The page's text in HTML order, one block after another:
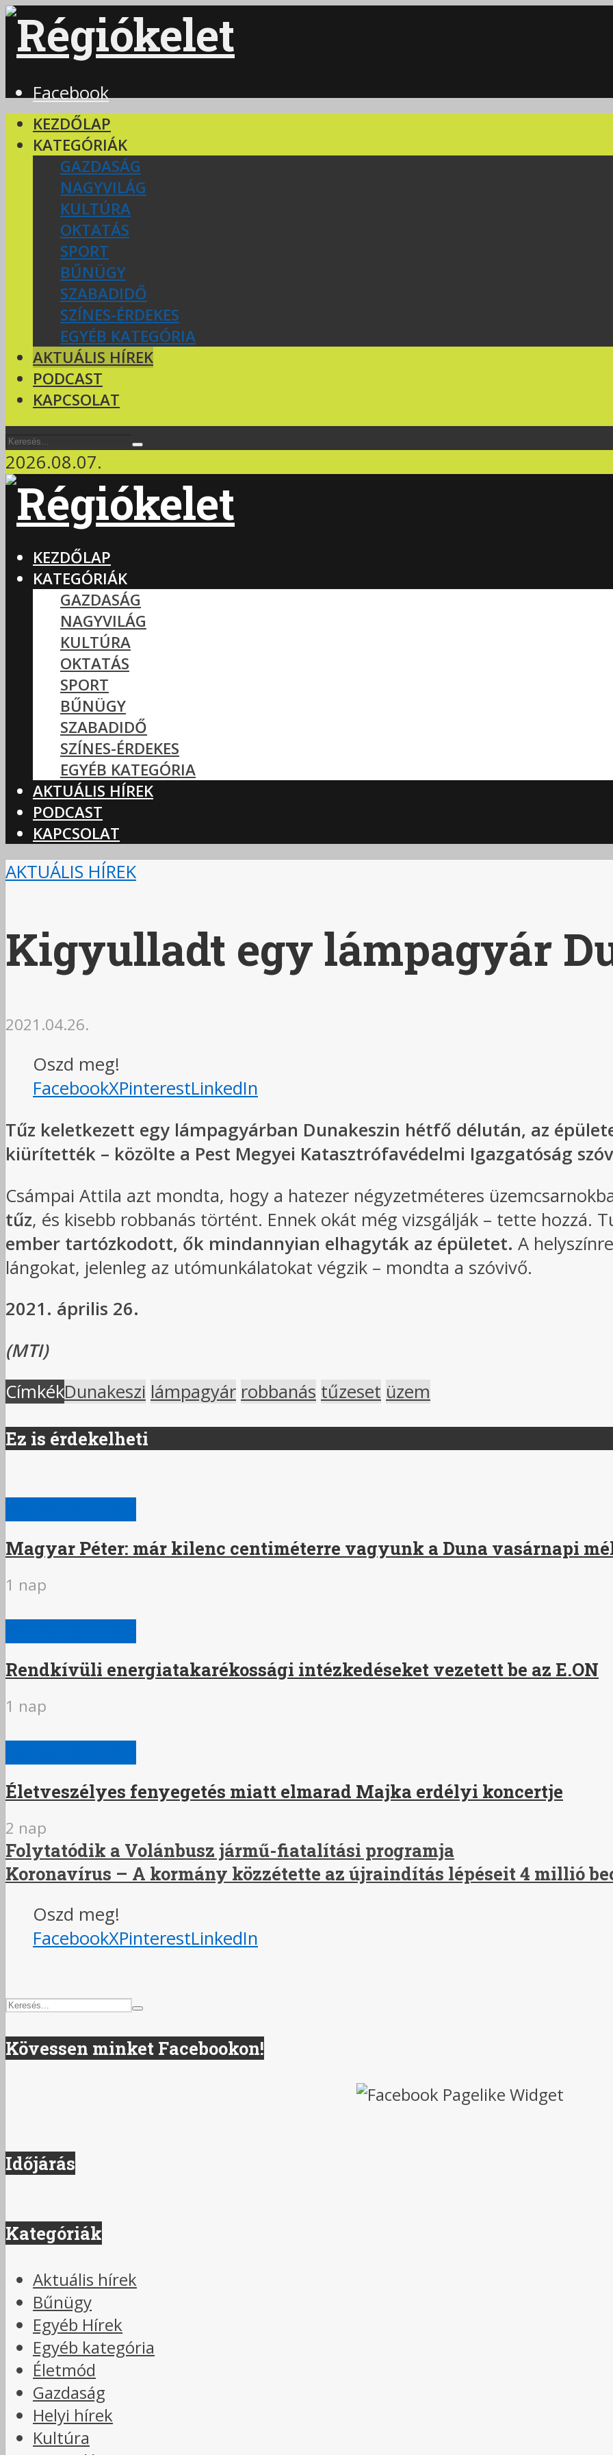
Facebook
KEZDŐLAP
KATEGÓRIÁK
GAZDASÁG
NAGYVILÁG
KULTÚRA
OKTATÁS
SPORT
BŰNÜGY
SZABADIDŐ
SZÍNES-ÉRDEKES
EGYÉB KATEGÓRIA
AKTUÁLIS HÍREK
PODCAST
KAPCSOLAT
2026.08.07.
KEZDŐLAP
KATEGÓRIÁK
GAZDASÁG
NAGYVILÁG
KULTÚRA
OKTATÁS
SPORT
BŰNÜGY
SZABADIDŐ
SZÍNES-ÉRDEKES
EGYÉB KATEGÓRIA
AKTUÁLIS HÍREK
PODCAST
KAPCSOLAT
AKTUÁLIS HÍREK
Kigyulladt egy lámpagyár
2021.04.26.
Oszd meg!
FacebookXPinterestLinkedIn
Tűz keletkezett egy lámpagyárban Dunakeszin hétfő délután, az
kiürítették – közölte a Pest Megyei Katasztrófavédelmi Igazgatóság
Csámpai Attila azt mondta, hogy a hatezer négyzetméteres
tűz, és kisebb robbanás történt. Ennek okát még vizsgálják – tette hozzá.
ember tartózkodott, ők mindannyian elhagyták az épületet. A
lángokat, jelenleg az utómunkálatokat végzik – mondta a szóvivő.
2021. április 26.
(MTI)
CímkékDunakeszi lámpagyár robbanás tűzeset üzem
Ez is érdekelheti
Magyar Péter: már kilenc centiméterre vagyunk a Duna vasárnapi
1 nap
Rendkívüli energiatakarékossági intézkedéseket vezetett be az E.ON
1 nap
Életveszélyes fenyegetés miatt elmarad Majka erdélyi koncertje
2 nap
Folytatódik a Volánbusz jármű-fiatalítási programja
Koronavírus – A kormány közzétette az újraindítás lépéseit 4 millió
Oszd meg!
FacebookXPinterestLinkedIn
Kövessen minket Facebookon!
Időjárás
Kategóriák
Aktuális hírek
Bűnügy
Egyéb Hírek
Egyéb kategória
Életmód
Gazdaság
Helyi hírek
Kultúra